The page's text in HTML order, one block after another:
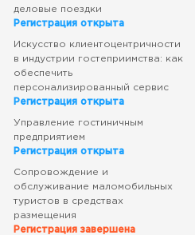
деловые поездки
Регистрация открыта
Искусство клиентоцентричности
в индустрии гостеприимства: как
обеспечить
персонализированный сервис
Регистрация открыта
Управление гостиничным
предприятием
Регистрация открыта
Сопровождение и
обслуживание маломобильных
туристов в средствах
размещения
Регистрация завершена